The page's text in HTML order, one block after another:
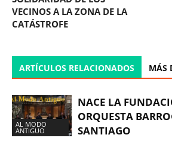
VECINOS A LA ZONA DE LA
CATÁSTROFE
ARTÍCULOS RELACIONADOS MÁS
AL MODO
ANTIGUO
NACE LA
ORQUESTA
SANTIAGO